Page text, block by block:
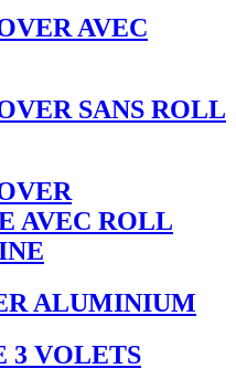
AVEC
SANS ROLL
AVEC ROLL
ALUMINIUM
3 VOLETS